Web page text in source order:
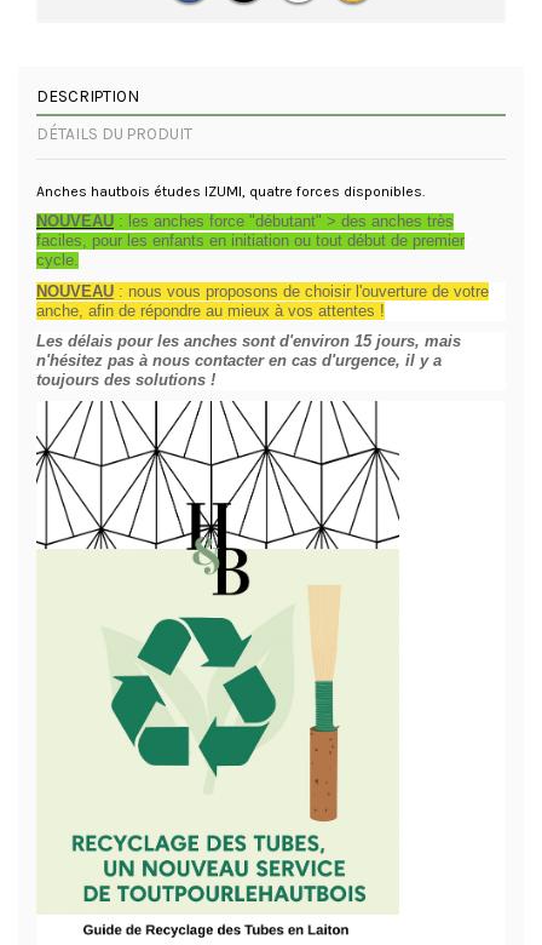
DESCRIPTION
DÉTAILS DU PRODUIT
Anches hautbois études IZUMI, quatre forces disponibles.
NOUVEAU : les anches force "débutant" > des anches très
faciles, pour les enfants en initiation ou tout début de premier
cycle.
NOUVEAU : nous vous proposons de choisir l'ouverture de votre
anche, afin de répondre au mieux à vos attentes !
Les délais pour les anches sont d'environ 15 jours, mais
n'hésitez pas à nous contacter en cas d'urgence, il y a
toujours des solutions !